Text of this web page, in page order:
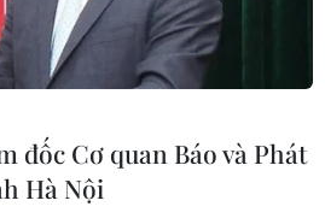
lãnh đạo
đốc Cơ quan Báo và Phát
Hà Nội